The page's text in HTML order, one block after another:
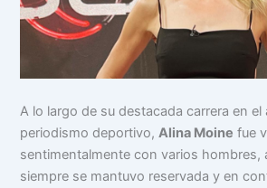
A lo largo de su destacada carrera en el
periodismo deportivo,Alina Moine fue
sentimentalmente con varios hombres,
siempre se mantuvo reservada y en